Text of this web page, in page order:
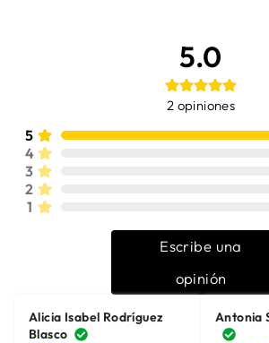
5.0
2 opiniones
5
4
3
2
1
Escribe una
opinión
Alicia Isabel Rodríguez
Blasco
Antonia